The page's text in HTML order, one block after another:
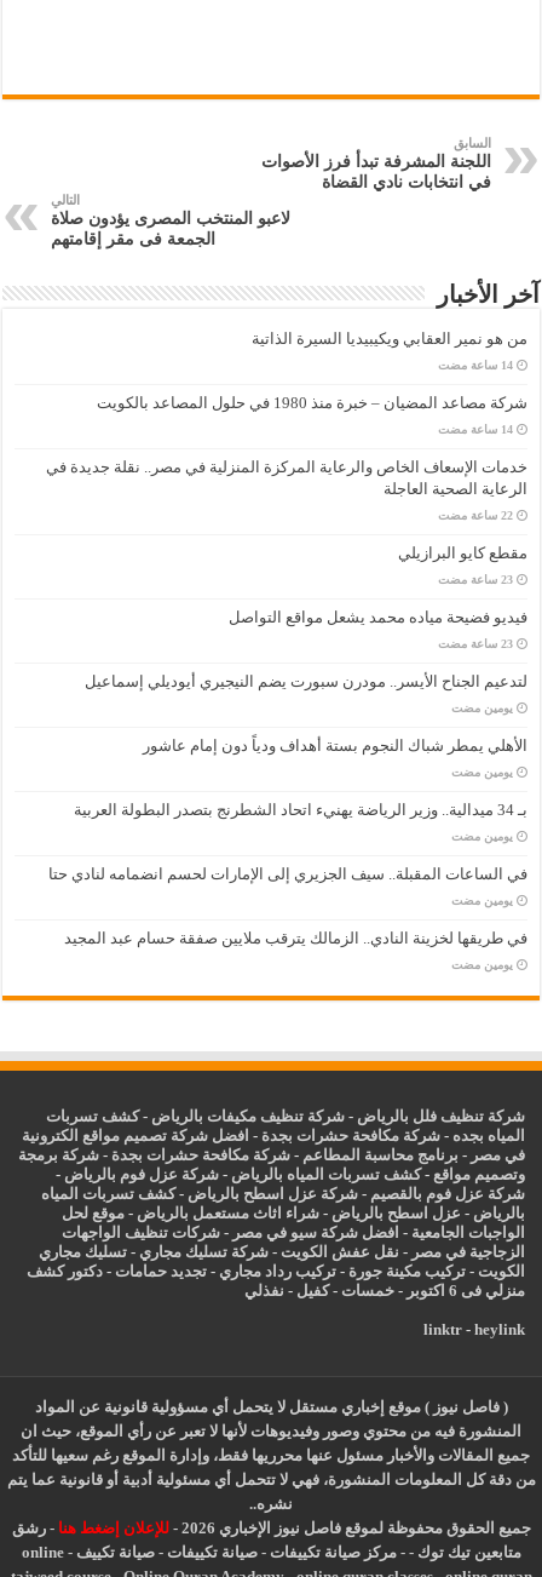
السابق
اللجنة المشرفة تبدأ فرز الأصوات
في انتخابات نادي القضاة
التالي
لاعبو المنتخب المصرى يؤدون صلاة
الجمعة فى مقر إقامتهم
آخر الأخبار
من هو نمير العقابي ويكيبيديا السيرة الذاتية
‏14 ساعة مضت
شركة مصاعد المضيان – خبرة منذ 1980 في حلول المصاعد بالكويت
‏14 ساعة مضت
خدمات الإسعاف الخاص والرعاية المركزة المنزلية في مصر.. نقلة جديدة في
الرعاية الصحية العاجلة
‏22 ساعة مضت
مقطع كايو البرازيلي
‏23 ساعة مضت
فيديو فضيحة مياده محمد يشعل مواقع التواصل
‏23 ساعة مضت
لتدعيم الجناح الأيسر.. مودرن سبورت يضم النيجيري أيوديلي إسماعيل
‏يومين مضت
الأهلي يمطر شباك النجوم بستة أهداف ودياً دون إمام عاشور
‏يومين مضت
بـ 34 ميدالية.. وزير الرياضة يهنيء اتحاد الشطرنج بتصدر البطولة العربية
‏يومين مضت
في الساعات المقبلة.. سيف الجزيري إلى الإمارات لحسم انضمامه لنادي حتا
‏يومين مضت
في طريقها لخزينة النادي.. الزمالك يترقب ملايين صفقة حسام عبد المجيد
‏يومين مضت
شركة تنظيف فلل بالرياض -شركة تنظيف مكيفات بالرياض -كشف تسربات
المياه بجده -شركة مكافحة حشرات بجدة - افضل شركة تصميم مواقع الكترونية
في مصر - برنامج محاسبة المطاعم -شركة مكافحة حشرات بجدة -شركة برمجة
وتصميم مواقع -كشف تسربات المياه بالرياض -شركة عزل فوم بالرياض -
شركة عزل فوم بالقصيم -شركة عزل اسطح بالرياض -كشف تسربات المياه
بالرياض - عزل اسطح بالرياض -شراء اثاث مستعمل بالرياض - موقع لحل
الواجبات الجامعية - افضل شركة سيو في مصر -شركات تنظيف الواجهات
الزجاجية في مصر - نقل عفش الكويت -شركة تسليك مجاري -تسليك مجاري
الكويت -تركيب مكينة جورة -تركيب رداد مجاري -تجديد حمامات -دكتور كشف
منزلي فى 6 اكتوبر
-خمسات -كفيل - نفذلي
linktr- heylink
( فاصل نيوز ) موقع إخباري مستقل لا يتحمل أي مسؤولية قانونية عن المواد
المنشورة فيه من محتوي وصور وفيديوهات لأنها لا تعبر عن رأي الموقع، حيث ان
جميع المقالات والأخبار مسئول عنها محرريها فقط، وإدارة الموقع رغم سعيها للتأكد
من دقة كل المعلومات المنشورة، فهي لا تتحمل أي مسئولية أدبية أو قانونية عما يتم
نشره..
جميع الحقوق محفوظة لموقع فاصل نيوز الإخباري 2026 -
للإعلان إضغط هنا -رشق
متابعين تيك توك -
-مركز صيانة تكييفات -صيانة تكييفات -صيانة تكييف -
online